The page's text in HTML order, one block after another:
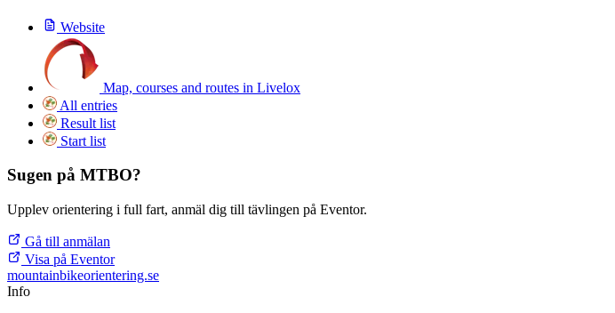
Website
Map, courses and routes in Livelox
All entries
Result list
Start list
Sugen på MTBO?
Upplev orientering i full fart, anmäl dig till tävlingen på Eventor.
Gå till anmälan
Visa på Eventor
mountainbikeorientering.se
Info